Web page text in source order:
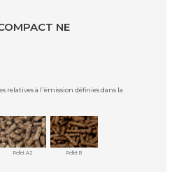
NE
relatives à l᾿émission définies dans la
Pellet A2 Pellet B